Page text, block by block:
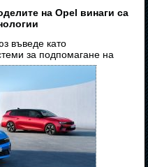
на Opel винаги са
въведе като
за подпомагане на